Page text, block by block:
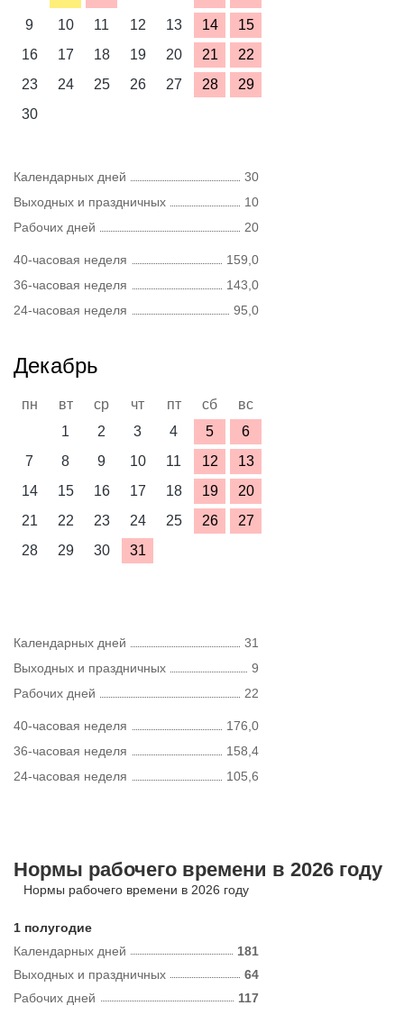
9
10 11 12 13 14
15
16
17 18 19 20 21
22
23
24 25 26 27 28
29
30
Календарных дней
30
Выходных и праздничных
10
Рабочих дней
20
40-часовая неделя
159,0
36-часовая неделя
143,0
24-часовая неделя
95,0
Декабрь
пн вт ср чт пт сб
вс
1
2 3 4 5
6
7
8 9 10 11 12
13
14
15 16 17 18 19
20
21
22 23 24 25 26
27
28
29 30 31
Календарных дней
31
Выходных и праздничных
9
Рабочих дней
22
40-часовая неделя
176,0
36-часовая неделя
158,4
24-часовая неделя
105,6
Нормы рабочего времени в 2026 году
Нормы рабочего времени в 2026 году
1 полугодие
Календарных дней
181
Рабочих дней 117
Выходных и праздничных 64